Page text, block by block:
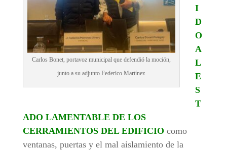
Carlos Bonet, portavoz municipal que defendió la moción,
junto a su adjunto Federico Martínez
I
D
O
A
L
E
S
T
ADO LAMENTABLE DE LOS
CERRAMIENTOS DEL EDIFICIO como
ventanas, puertas y el mal aislamiento de la